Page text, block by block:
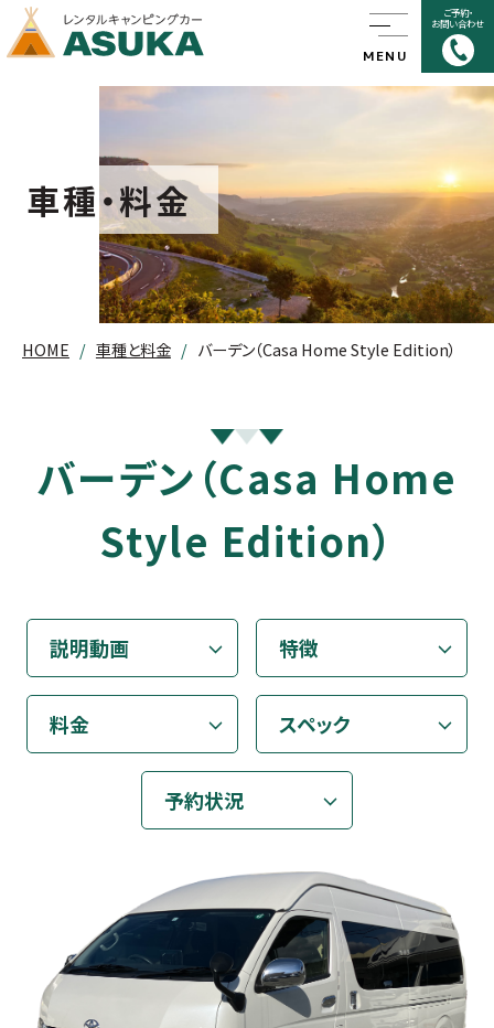
MENU
キャンピングカーについて
キャンピングカーの魅力
ASUKAのこだわり
キャンピングカー旅を楽しくする秘訣
車種・料金
ペット同乗について
ご利用の流れ
よくある質問
お客様の声
アクセス
ご予約・お問い合わせ
ご予約・
お問い合わせ
車種・料金
HOME 車種と料金 バーデン（Casa Home Style Edition）
バーデン（Casa Home
Style Edition）
説明動画 特徴
料金 スペック
予約状況